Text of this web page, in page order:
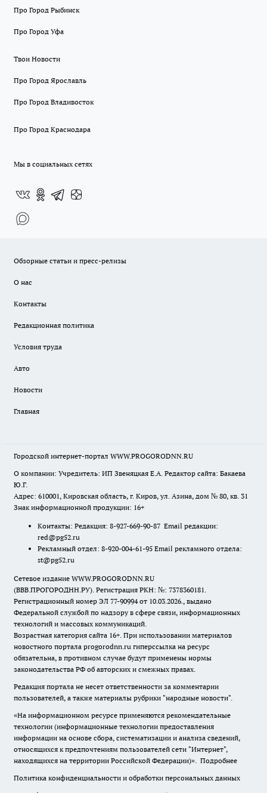
Про Город Рыбинск
Про Город Уфа
Твои Новости
Про Город Ярославль
Про Город Владивосток
Про Город Краснодара
Мы в социальных сетях
Обзорные статьи и пресс-релизы
О нас
Контакты
Редакционная политика
Условия труда
Авто
Новости
Главная
Городской интернет-портал WWW.PROGORODNN.RU
О компании: Учредитель: ИП Звеняцкая Е.А. Редактор сайта: Бакаева
Ю.Г.
Адрес: 610001, Кировская область, г. Киров, ул. Азина, дом № 80, кв. 31
Знак информационной продукции: 16+
Контакты: Редакция: 8-927-669-90-87 Email редакции:
red@pg52.ru
Рекламный отдел: 8-920-004-61-95 Email рекламного отдела:
st@pg52.ru
Сетевое издание WWW.PROGORODNN.RU
(ВВВ.ПРОГОРОДНН.РУ). Регистрация РКН: №: 7378360181.
Регистрационный номер ЭЛ 77-90994 от 10.03.2026., выдано
Федеральной службой по надзору в сфере связи, информационных
технологий и массовых коммуникаций.
Возрастная категория сайта 16+. При использовании материалов
новостного портала progorodnn.ru гиперссылка на ресурс
обязательна, в противном случае будут применены нормы
законодательства РФ об авторских и смежных правах.
Редакция портала не несет ответственности за комментарии
пользователей, а также материалы рубрики "народные новости".
«На информационном ресурсе применяются рекомендательные
технологии (информационные технологии предоставления
информации на основе сбора, систематизации и анализа сведений,
относящихся к предпочтениям пользователей сети "Интернет",
находящихся на территории Российской Федерации)». Подробнее
Политика конфиденциальности и обработки персональных данных